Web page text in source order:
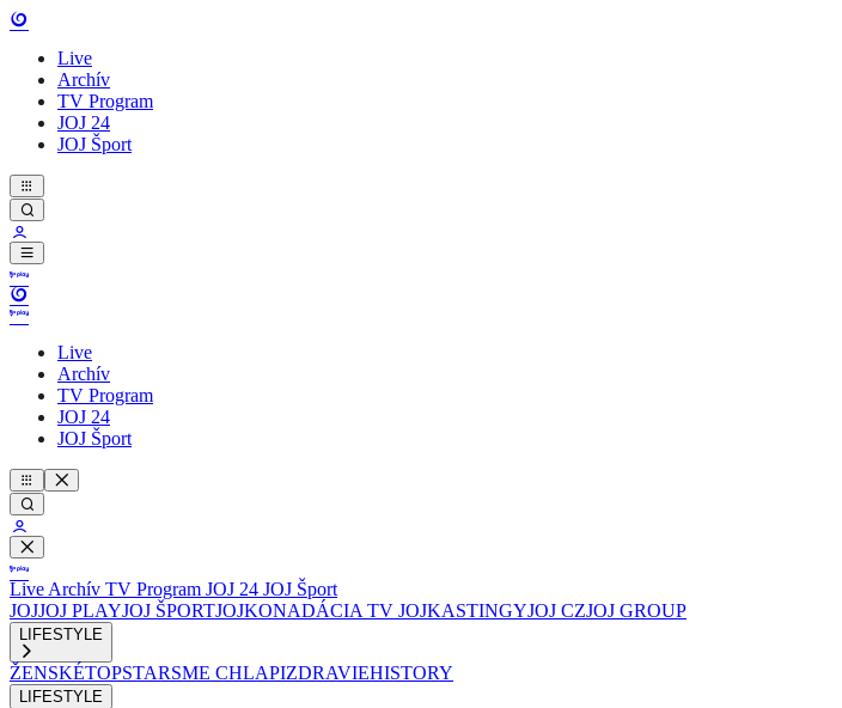
Live
Archív
TV Program
JOJ 24
JOJ Šport
Live
Archív
TV Program
JOJ 24
JOJ Šport
Live Archív TV Program JOJ 24 JOJ Šport
JOJJOJ PLAYJOJ ŠPORTJOJKONADÁCIA TV JOJKASTINGYJOJ CZJOJ GROUP
LIFESTYLE
ŽENSKÉTOPSTARSME CHLAPIZDRAVIEHISTORY
LIFESTYLE